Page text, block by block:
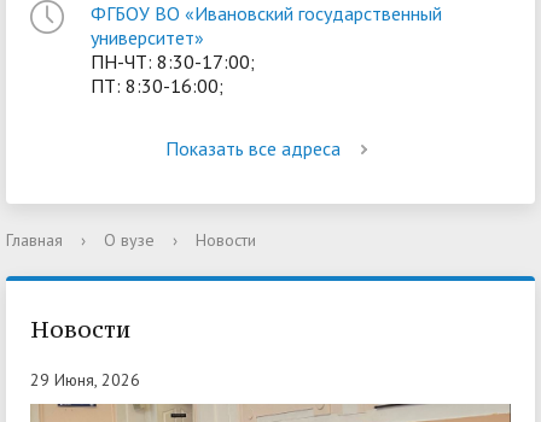
ФГБОУ ВО «Ивановский государственный
университет»
ПН-ЧТ: 8:30-17:00;
ПТ: 8:30-16:00;
Показать все адреса
Главная › О вузе › Новости
Новости
29 Июня, 2026